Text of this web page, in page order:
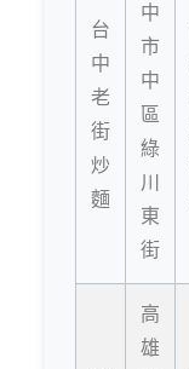
台
中
老
街
炒
麵
中
市
中
區
綠
川
東
街
高
雄